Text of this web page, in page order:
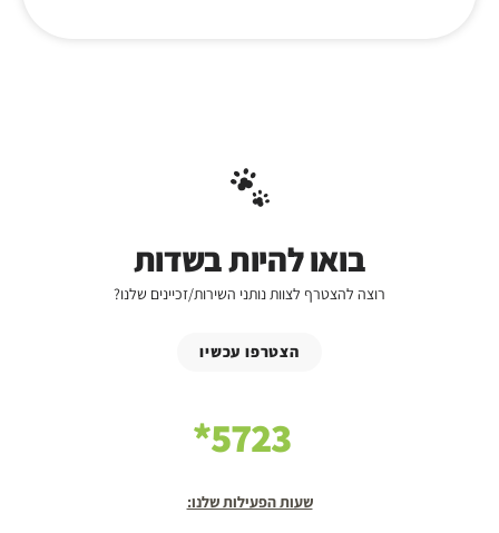
בואו להיות בשדות
רוצה להצטרף לצוות נותני השירות/זכיינים שלנו?
הצטרפו עכשיו
5723*
שעות הפעילות שלנו: